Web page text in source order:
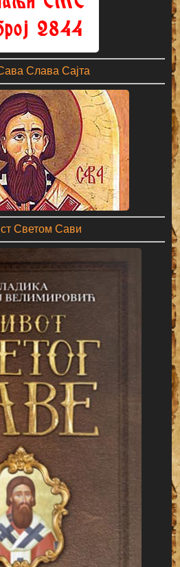
Слава Сајта
Светом Сави